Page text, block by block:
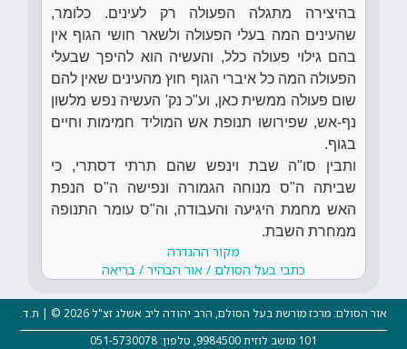
בהיצירה מתגלה הפעולה רק לעינים. כלומר,
שהעינים המה בעלי הפעולה ולשאר חושי הגוף אין
בהם גילוי פעולה כלל, והעשיה הוא להיפך שבעלי
הפעולה המה כל איברי הגוף חוץ מהעינים שאין להם
שום פעולה ממשית כאן, וע"כ נק' העשיה נפש מלשון
נף-אש, שפירושו תנופת אש המוליד חמימות וחיים
בגוף.
ותבין סו"ה שבת וינפש שהם תרתי דסתרי, כי
שביתה ה"ס מנוחה הגמורה ונפישה ה"ס הנפת
האש מחמת היגיעה והעבודה, וה"ס עומר התנופה
ממחרת השבת.
מקור ההגדרה
כתבי בעל הסולם / אור הבהיר / בריאה
אור הסולם: מרכז מורשת בעל הסולם, הרב יהודה ליב אשלג זצ"ל 2026 © | ת.ד.
101 מושב לוזית 9984500, טלפון: 051-5730078